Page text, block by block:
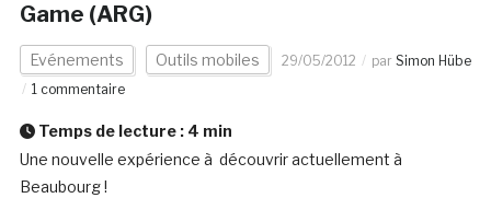
Game (ARG)
Evénements Outils mobiles 29/05/2012 par Simon Hübe
1 commentaire
Temps de lecture : 4 min
Une nouvelle expérience à découvrir actuellement à
Beaubourg !